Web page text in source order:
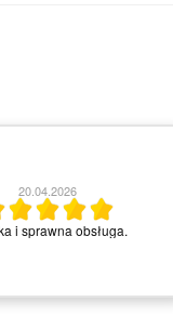
20.04.2026
i sprawna obsługa.